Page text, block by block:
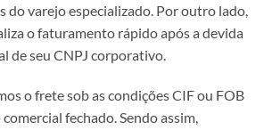
do varejo especializado. Por outro lado,
o faturamento rápido após a devida
de seu CNPJ corporativo.
o frete sob as condições CIF ou FOB
fechado. Sendo assim,